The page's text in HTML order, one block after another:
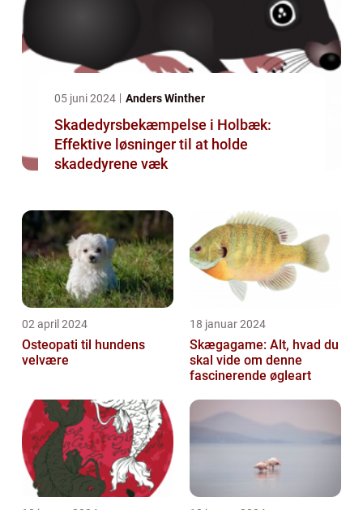
05 juni 2024 Anders Winther
Skadedyrsbekæmpelse i Holbæk:
Effektive løsninger til at holde
skadedyrene væk
02 april 2024
Osteopati til hundens
velvære
18 januar 2024
Skægagame: Alt, hvad du
skal vide om denne
fascinerende øgleart